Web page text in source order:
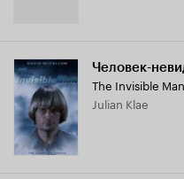
Человек-
The Invisible Man
Julian Klae